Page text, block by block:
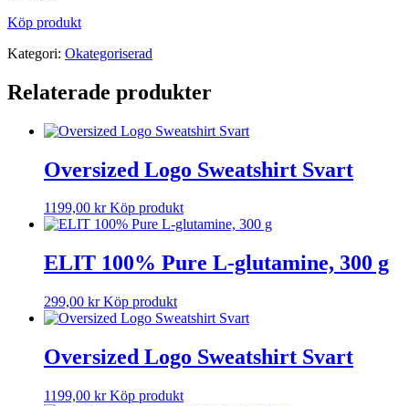
Köp produkt
Kategori: Okategoriserad
Relaterade produkter
Oversized Logo Sweatshirt Svart
1199,00 kr Köp produkt
ELIT 100% Pure L-glutamine, 300 g
299,00 kr Köp produkt
Oversized Logo Sweatshirt Svart
1199,00 kr Köp produkt